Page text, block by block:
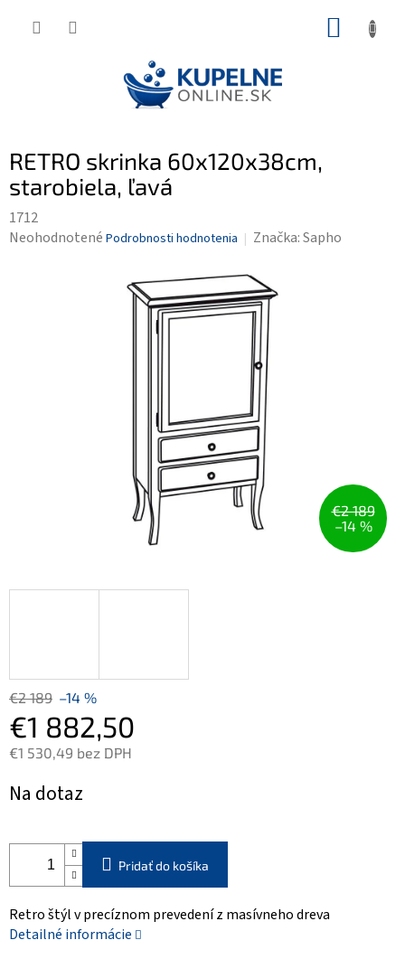
RETRO skrinka 60x120x38cm,
starobiela, ľavá
1712
Priemerné
Neohodnotené Podrobnosti hodnotenia Značka:Sapho
€2 189
–14 %
€2 189 –14 %
€1 882,50
€1 530,49 bez DPH
cena:
Na dotaz
Pridať do košíka
Retro štýl v precíznom prevedení z masívneho dreva
Detailné informácie